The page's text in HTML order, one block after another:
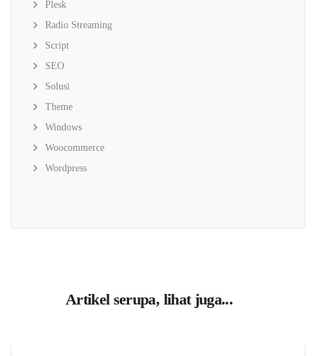
Plesk
Radio Streaming
Script
SEO
Solusi
Theme
Windows
Woocommerce
Wordpress
Artikel serupa, lihat juga...